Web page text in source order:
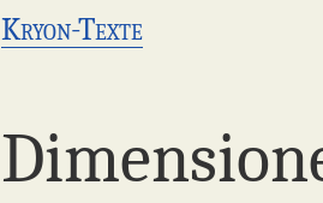
Kryon-Texte